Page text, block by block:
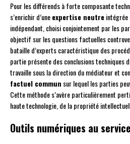
Pour les différends à forte composante
s’enrichir d’uneexpertise neutreintégrée
indépendant, choisi conjointement par les
objectif sur les questions factuelles
bataille d’experts caractéristique des
partie présente des conclusions techniques
travaille sous la direction du médiateur et
factuel commun sur lequel les parties
Cette méthode s’avère particulièrement
haute technologie, de la propriété
Outils numériques au